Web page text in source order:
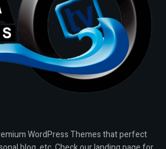
WordPress Themes that perfect